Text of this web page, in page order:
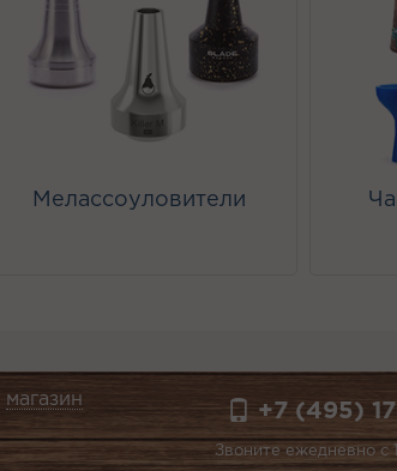
Мелассоуловители
магазин
+7 (495)
Звоните ежедневно с